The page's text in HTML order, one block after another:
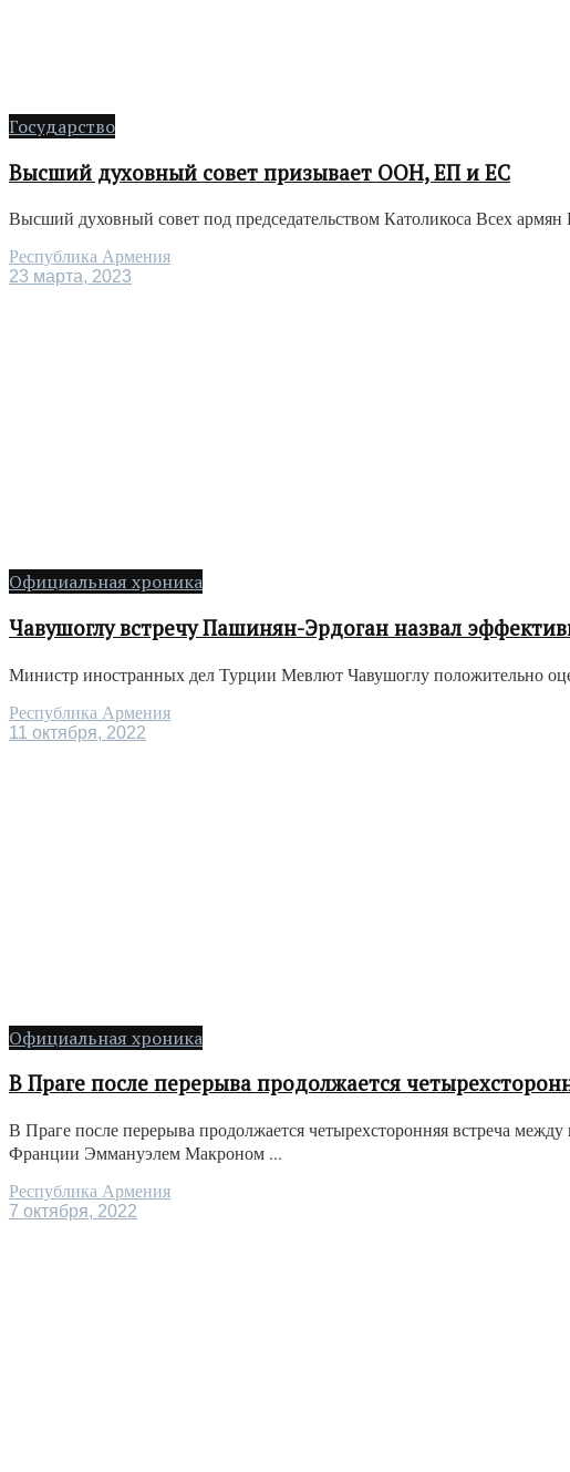
Государство
Высший духовный совет призывает ООН, ЕП и ЕС
Высший духовный совет под председательством Католикоса Всех
Республика Армения
23 марта, 2023
Официальная хроника
Чавушоглу встречу Пашинян-Эрдоган назвал
Министр иностранных дел Турции Мевлют Чавушоглу положительно
Республика Армения
11 октября, 2022
Официальная хроника
В Праге после перерыва продолжается
В Праге после перерыва продолжается четырехсторонняя встреча
Франции Эммануэлем Макроном ...
Республика Армения
7 октября, 2022